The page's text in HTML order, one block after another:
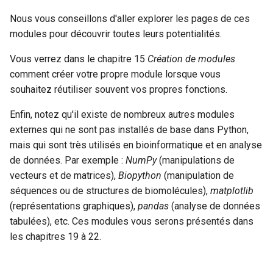
Nous vous conseillons d'aller explorer les pages de ces
modules pour découvrir toutes leurs potentialités.
Vous verrez dans le chapitre 15 Création de modules
comment créer votre propre module lorsque vous
souhaitez réutiliser souvent vos propres fonctions.
Enfin, notez qu'il existe de nombreux autres modules
externes qui ne sont pas installés de base dans Python,
mais qui sont très utilisés en bioinformatique et en analyse
de données. Par exemple : NumPy(manipulations de
vecteurs et de matrices), Biopython (manipulation de
séquences ou de structures de biomolécules), matplotlib
(représentations graphiques), pandas (analyse de données
tabulées), etc. Ces modules vous serons présentés dans
les chapitres 19 à 22.